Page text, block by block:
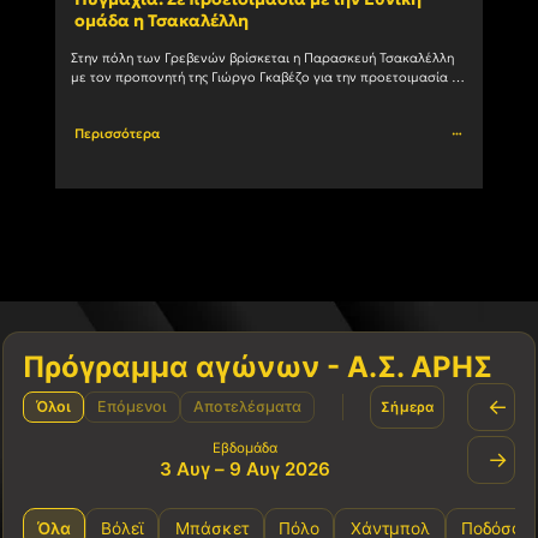
ομάδα η Τσακαλέλλη
Στην πόλη των Γρεβενών βρίσκεται η Παρασκευή Τσακαλέλλη
με τον προπονητή της Γιώργο Γκαβέζο για την προετοιμασία
Περισσότερα
Πρόγραμμα αγώνων - Α.Σ. ΑΡΗΣ
Όλοι Επόμενοι Αποτελέσματα Σήμερα ←
Εβδομάδα
3 Αυγ – 9 Αυγ 2026 →
Όλα Βόλεϊ Μπάσκετ Πόλο Χάντμπολ